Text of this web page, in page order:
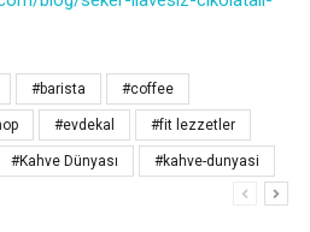
#barista #coffee
#evdekal #fit lezzetler
#Kahve Dünyası #kahve-dunyasi